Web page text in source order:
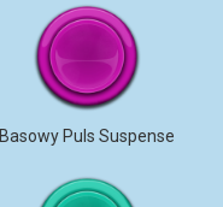
Basowy Puls Suspense